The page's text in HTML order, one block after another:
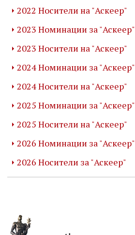
2022 Носители на "Аскеер"
2023 Номинации за "Аскеер"
2023 Носители на "Аскеер"
2024 Номинации за "Аскеер"
2024 Носители на "Аскеер"
2025 Номинации за "Аскеер"
2025 Носители на "Аскеер"
2026 Номинации за "Аскеер"
2026 Носители за "Аскеер"